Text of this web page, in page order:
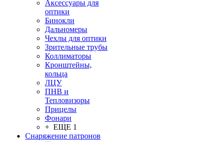
Аксессуары для
оптики
Бинокли
Дальномеры
Чехлы для оптики
Зрительные трубы
Коллиматоры
Кронштейны,
кольца
ЛЦУ
ПНВ и
Тепловизоры
Прицелы
Фонари
+ ЕЩЕ 1
Снаряжение патронов